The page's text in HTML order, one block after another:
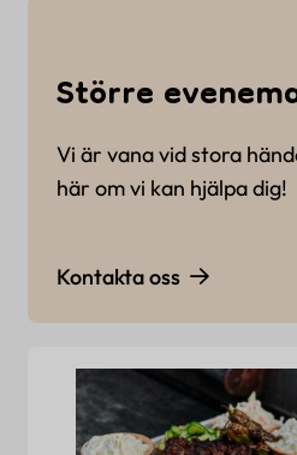
Större
Vi är vana vid stora
här om vi kan hjälpa dig!
Kontakta oss